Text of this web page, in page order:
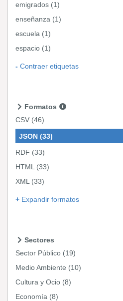
emigrados (1)
enseñanza (1)
escuela (1)
espacio (1)
Contraer etiquetas
Formatos
CSV (46)
JSON (33)
RDF (33)
HTML (33)
XML (33)
Expandir formatos
Sectores
Sector Público (19)
Medio Ambiente (10)
Cultura y Ocio (8)
Economía (8)